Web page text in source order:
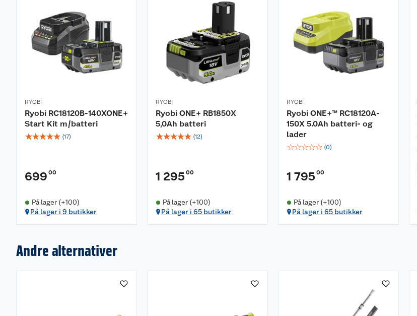
RYOBI
Ryobi RC18120B-140XONE+
Start Kit m/batteri
☆☆☆☆☆ (17)
699 00
På lager (+100)
På lager i 9 butikker
RYOBI
Ryobi ONE+ RB1850X
5,0Ah batteri
☆☆☆☆☆ (12)
1 295 00
På lager (+100)
På lager i 65 butikker
RYOBI
Ryobi ONE+™ RC18120A-
150X 5.0Ah batteri- og
lader
☆☆☆☆☆ (0)
1 795 00
På lager (+100)
På lager i 65 butikker
Andre alternativer